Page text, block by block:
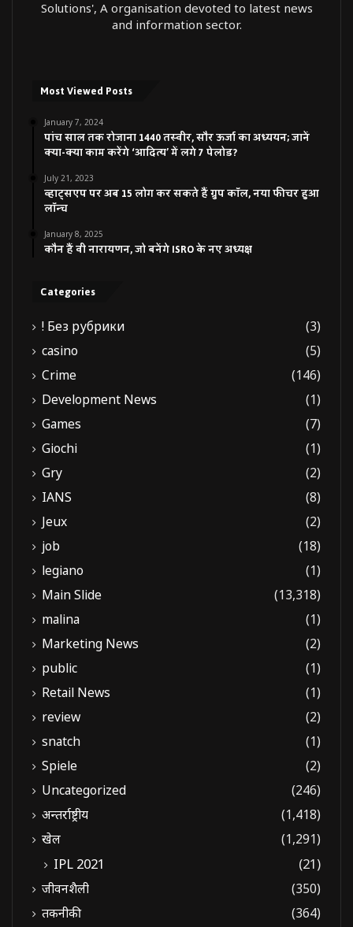
Solutions', A organisation devoted to latest news
and information sector.
Most Viewed Posts
January 7, 2024
पांच साल तक रोजाना 1440 तस्वीर, सौर ऊर्जा का अध्ययन; जानें
क्या-क्या काम करेंगे ‘आदित्य’ में लगे 7 पेलोड?
July 21, 2023
व्हाट्सएप पर अब 15 लोग कर सकते हैं ग्रुप कॉल, नया फीचर हुआ
लॉन्च
January 8, 2025
कौन हैं वी नारायणन, जो बनेंगे ISRO के नए अध्यक्ष
Categories
! Без рубрики
(3)
casino
(5)
Crime
(146)
Development News
(1)
Games
(7)
Giochi
(1)
Gry
(2)
IANS
(8)
Jeux
(2)
job
(18)
legiano
(1)
Main Slide
(13,318)
malina
(1)
Marketing News
(2)
public
(1)
Retail News
(1)
review
(2)
snatch
(1)
Spiele
(2)
Uncategorized
(246)
अन्तर्राष्ट्रीय
(1,418)
खेल
(1,291)
IPL 2021 (21)
जीवनशैली
(350)
तकनीकी
(364)